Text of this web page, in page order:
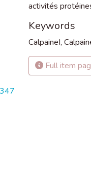
activités
Keywords
CalpaineI,
Full item